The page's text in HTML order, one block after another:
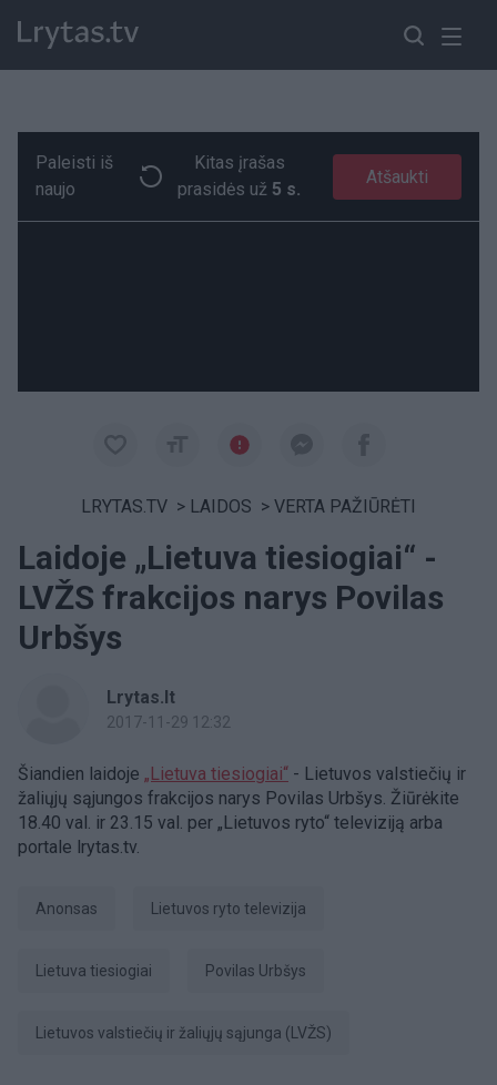
Paremkite Ukrainą
Paleisti iš
naujo
Kitas įrašas
prasidės už 5 s.
Atšaukti
LRYTAS.TV > LAIDOS > VERTA PAŽIŪRĖTI
Laidoje „Lietuva tiesiogiai“ -
LVŽS frakcijos narys Povilas
Urbšys
Lrytas.lt
2017-11-29 12:32
Šiandien laidoje „Lietuva tiesiogiai“ - Lietuvos valstiečių ir
žaliųjų sąjungos frakcijos narys Povilas Urbšys. Žiūrėkite
18.40 val. ir 23.15 val. per „Lietuvos ryto“ televiziją arba
portale lrytas.tv.
anonsas Lietuvos ryto televizija
Lietuva tiesiogiai Povilas Urbšys
Lietuvos valstiečių ir žaliųjų sąjunga (LVŽS)